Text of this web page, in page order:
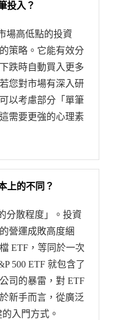
投入？
場高低點的投資
策略。它能有效分
跌時自動買入更多
您對市場有深入研
以考慮部分「單筆
需要更強的心理素
上的不同？
分散程度」。投資
營運成敗高度綑
ETF，等同於一次
500 ETF 就包含了
司的暴雷，對 ETF
新手而言，從廣泛
入門方式。